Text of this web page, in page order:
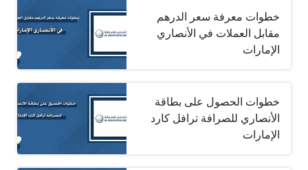
خطوات معرفة سعر الدرهم
مقابل العملات في الأنصاري
الإمارات
خطوات الحصول على بطاقة
الأنصاري للصرافة ترافل كارد
الإمارات